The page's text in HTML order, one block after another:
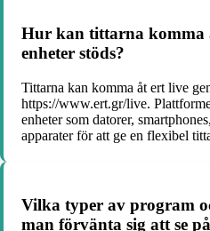
Hur kan tittarna komma
enheter stöds?
Tittarna kan komma åt ert live
https://www.ert.gr/live.
enheter som datorer,
apparater för att ge en flexibel
Vilka typer av program
man förvänta sig att se